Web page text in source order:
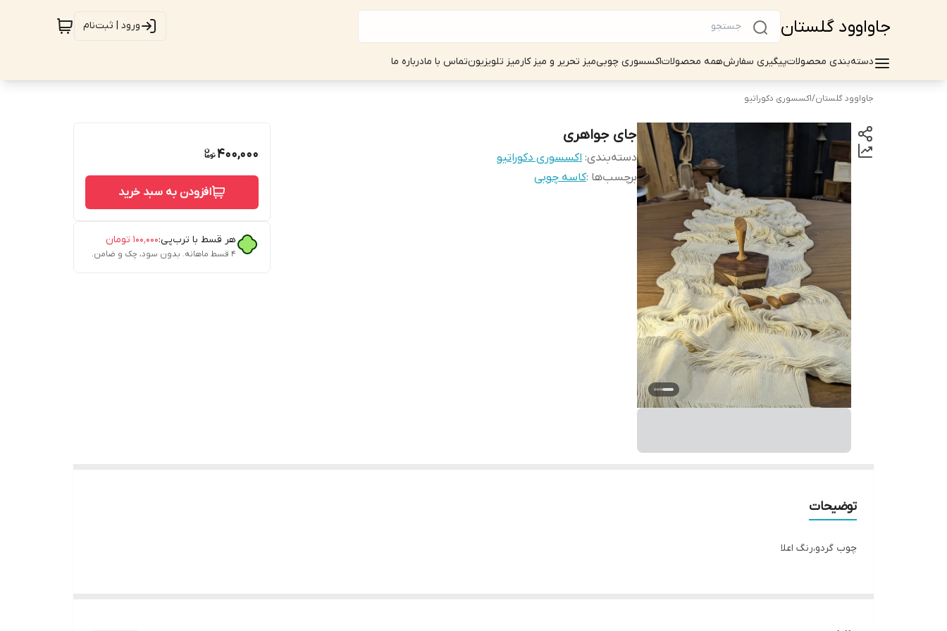
جاواوود گلستان ورود | ثبت‌نام
دسته‌بندی محصولاتپیگیری سفارشهمه محصولاتاکسسوری چوبیمیز تحریر و میز کارمیز تلویزیونتماس با مادرباره ما
جاواوود گلستان/اکسسوری دکوراتیو
جای جواهری
دسته‌بندی: اکسسوری دکوراتیو
برچسب‌ها :کاسه چوبی
400,000
افزودن به سبد خرید
هر قسط با ترب‌پی:۱۰۰٬۰۰۰ تومان
۴ قسط ماهانه. بدون سود، چک و ضامن.
توضیحات
چوب گردو،رنگ اعلا